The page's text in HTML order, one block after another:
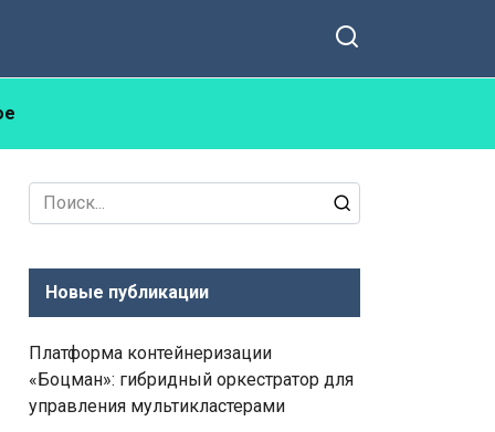
Search
for:
Новые публикации
Платформа контейнеризации
«Боцман»: гибридный оркестратор для
управления мультикластерами